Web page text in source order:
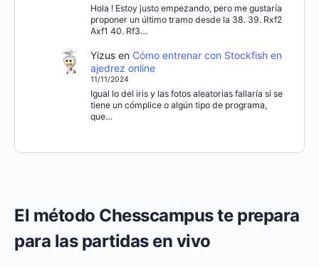
El método Chesscampus te prepara
para las partidas en vivo
Hola ! Estoy justo empezando, pero me gustaría
proponer un último tramo desde la 38. 39. Rxf2
Axf1 40. Rf3…
Yizusen Cómo entrenar con Stockfish en
ajedrez online
11/11/2024
Igual lo del iris y las fotos aleatorias fallaría si se
tiene un cómplice o algún tipo de programa,
que…